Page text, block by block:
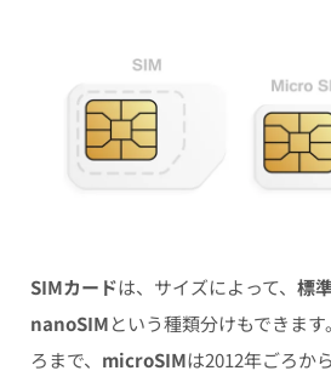
SIMカードは、サイズによって、 標
nanoSIMという種類分けもできま
ろまで、 microSIMは2012年ごろか